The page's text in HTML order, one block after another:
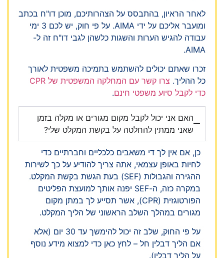
לאחר הראיון, בהתבסס על הצהרותיכם, מוכן דו"ח בכתב
ומועבר אליכם על ידי AIMA. על פי חוק, יש לכם 3 ימי
עבודה להגיש הערות והשגות כלשהן לגבי דו"ח זה ל-
AIMA.
זכרו שאתם יכולים להשתמש בתמיכה משפטית לאורך
כל ההליך.
צרו קשר עם המחלקה המשפטית של CPR
כדי לקבל סיוע משפטי חינם.
האם אני יכול לקבל מקום מגורים או מקלה בזמן
שאני ממתין להחלטה על בקשת המקלט שלי?
כן, אם אין לך די משאבים כלכליים וחברתיים כדי
לחיות באופן עצמאי, אתה צריך להודיע על כך לשירות
ההגירה והגבולות (SEF) בעת הגשת בקשת המקלט.
במקרה כזה, ה-SEF יפנה אותך למועצת הפליטים
הפורטוגזית (CPR), אשר תסייע לך במתן מקום
מגורים במהלך השלב הראשוני של הליך המקלט.
על פי החוק, שלב זה יכול להימשך עד 30 יום (אלא
אם הליך דבלין חל – לחץ כאן כדי למצוא מידע נוסף
על הליך דבלין).